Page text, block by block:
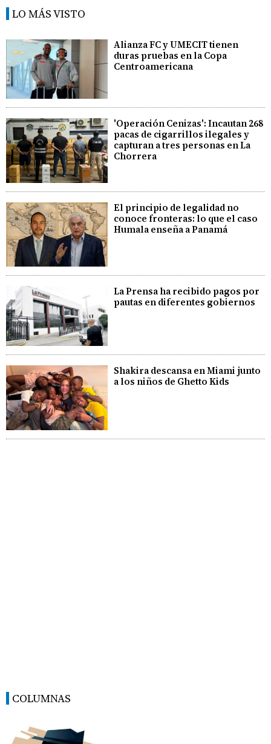
LO MÁS VISTO
Alianza FC y UMECIT tienen
duras pruebas en la Copa
Centroamericana
'Operación Cenizas': Incautan 268
pacas de cigarrillos ilegales y
capturan a tres personas en La
Chorrera
El principio de legalidad no
conoce fronteras: lo que el caso
Humala enseña a Panamá
La Prensa ha recibido pagos por
pautas en diferentes gobiernos
Shakira descansa en Miami junto
a los niños de Ghetto Kids
COLUMNAS